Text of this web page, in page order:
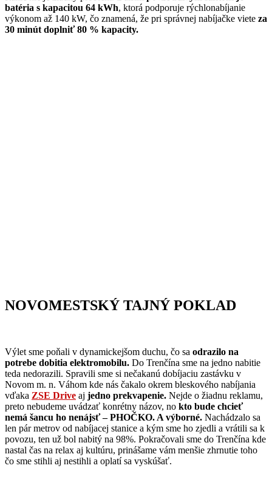
batéria s kapacitou 64 kWh, ktorá podporuje rýchlonabíjanie
výkonom až 140 kW, čo znamená, že pri správnej nabíjačke viete za
30 minút doplniť 80 % kapacity.
NOVOMESTSKÝ TAJNÝ POKLAD
Výlet sme poňali v dynamickejšom duchu, čo sa odrazilo na
potrebe dobitia elektromobilu. Do Trenčína sme na jedno nabitie
teda nedorazili. Spravili sme si nečakanú dobíjaciu zastávku v
Novom m. n. Váhom kde nás čakalo okrem bleskového nabíjania
vďaka ZSE Drive aj jedno prekvapenie. Nejde o žiadnu reklamu,
preto nebudeme uvádzať konrétny názov, no kto bude chcieť
nemá šancu ho nenájsť – PHOČKO. A výborné. Nachádzalo sa
len pár metrov od nabíjacej stanice a kým sme ho zjedli a vrátili sa k
povozu, ten už bol nabitý na 98%. Pokračovali sme do Trenčína kde
nastal čas na relax aj kultúru, prinášame vám menšie zhrnutie toho
čo sme stihli aj nestihli a oplatí sa vyskúšať.